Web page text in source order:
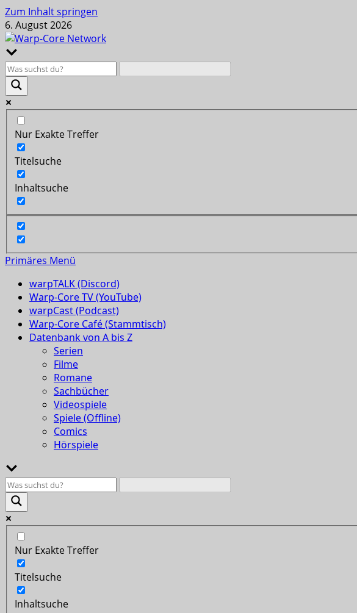
Zum Inhalt springen
6. August 2026
Nur Exakte Treffer
Titelsuche
Inhaltsuche
Primäres Menü
warpTALK (Discord)
Warp-Core TV (YouTube)
warpCast (Podcast)
Warp-Core Café (Stammtisch)
Datenbank von A bis Z
Serien
Filme
Romane
Sachbücher
Videospiele
Spiele (Offline)
Comics
Hörspiele
Nur Exakte Treffer
Titelsuche
Inhaltsuche